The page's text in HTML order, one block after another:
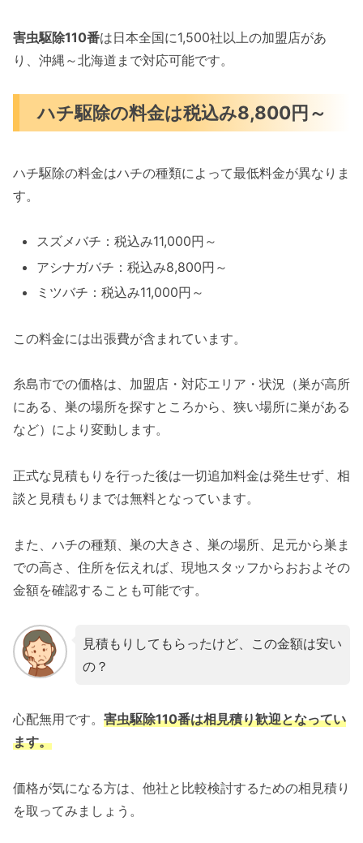
害虫駆除110番は日本全国に1,500社以上の加盟店があ
り、沖縄～北海道まで対応可能です。
ハチ駆除の料金は税込み8,800円～
ハチ駆除の料金はハチの種類によって最低料金が異なりま
す。
スズメバチ：税込み11,000円～
アシナガバチ：税込み8,800円～
ミツバチ：税込み11,000円～
この料金には出張費が含まれています。
糸島市での価格は、加盟店・対応エリア・状況（巣が高所
にある、巣の場所を探すところから、狭い場所に巣がある
など）により変動します。
正式な見積もりを行った後は一切追加料金は発生せず、相
談と見積もりまでは無料となっています。
また、ハチの種類、巣の大きさ、巣の場所、足元から巣ま
での高さ、住所を伝えれば、現地スタッフからおおよその
金額を確認することも可能です。
見積もりしてもらったけど、この金額は安い
の？
心配無用です。 害虫駆除110番は相見積り歓迎となってい
ます。
価格が気になる方は、他社と比較検討するための相見積り
を取ってみましょう。